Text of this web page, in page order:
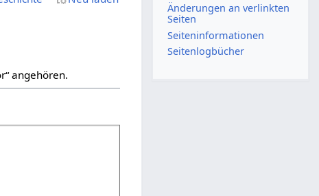
angehören.
Änderungen an verlinkten
Seiten
Seiten­­informationen
Seitenlogbücher